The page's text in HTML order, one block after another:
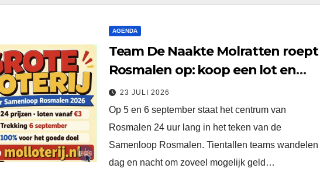
AGENDA
Team De Naakte Molratten roept
Rosmalen op: koop een lot en
steun de strijd tegen kanker
23 JULI 2026
Op 5 en 6 september staat het centrum van
Rosmalen 24 uur lang in het teken van de
Samenloop Rosmalen. Tientallen teams wandelen
dag en nacht om zoveel mogelijk geld…